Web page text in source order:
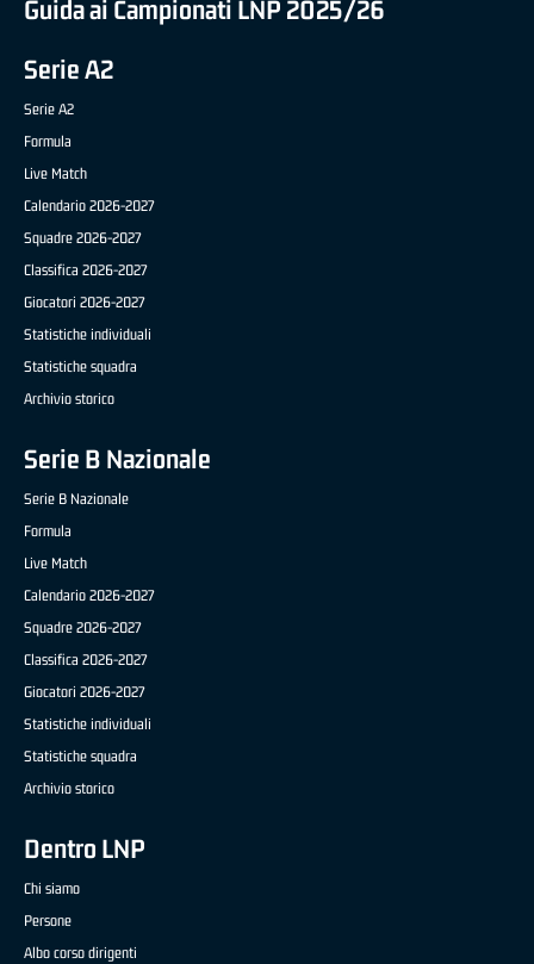
Guida ai Campionati LNP 2025/26
Serie A2
Serie A2
Formula
Live Match
Calendario 2026-2027
Squadre 2026-2027
Classifica 2026-2027
Giocatori 2026-2027
Statistiche individuali
Statistiche squadra
Archivio storico
Serie B Nazionale
Serie B Nazionale
Formula
Live Match
Calendario 2026-2027
Squadre 2026-2027
Classifica 2026-2027
Giocatori 2026-2027
Statistiche individuali
Statistiche squadra
Archivio storico
Dentro LNP
Chi siamo
Persone
Albo corso dirigenti